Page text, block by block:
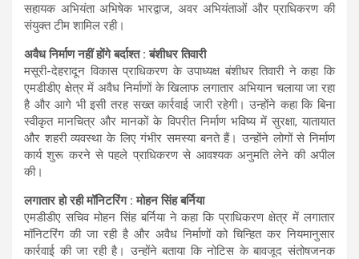
सहायक अभियंता अभिषेक भारद्वाज, अवर अभियंताओं और प्राधिकरण की
संयुक्त टीम शामिल रही।
अवैध निर्माण नहीं होंगे बर्दाश्त : बंशीधर तिवारी
मसूरी-देहरादून विकास प्राधिकरण के उपाध्यक्ष बंशीधर तिवारी ने कहा कि
एमडीडीए क्षेत्र में अवैध निर्माणों के खिलाफ लगातार अभियान चलाया जा रहा
है और आगे भी इसी तरह सख्त कार्रवाई जारी रहेगी। उन्होंने कहा कि बिना
स्वीकृत मानचित्र और मानकों के विपरीत निर्माण भविष्य में सुरक्षा, यातायात
और शहरी व्यवस्था के लिए गंभीर समस्या बनते हैं। उन्होंने लोगों से निर्माण
कार्य शुरू करने से पहले प्राधिकरण से आवश्यक अनुमति लेने की अपील
की।
लगातार हो रही मॉनिटरिंग : मोहन सिंह बर्निया
एमडीडीए सचिव मोहन सिंह बर्निया ने कहा कि प्राधिकरण क्षेत्र में लगातार
मॉनिटरिंग की जा रही है और अवैध निर्माणों को चिन्हित कर नियमानुसार
कार्रवाई की जा रही है। उन्होंने बताया कि नोटिस के बावजूद संतोषजनक